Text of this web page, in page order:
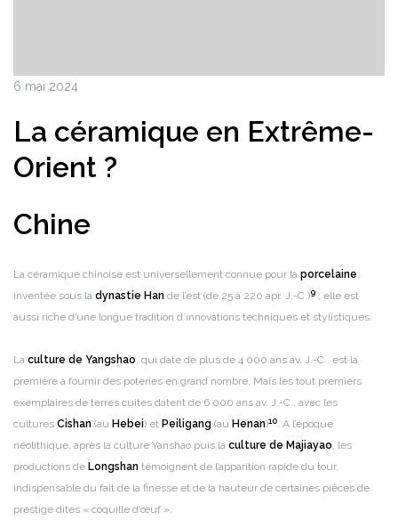
6 mai 2024
La céramique en Extrême-
Orient ?
Chine
La céramique chinoise est universellement connue pour la porcelaine,
inventée sous la dynastie Han de l’est (de 25 à 220 apr. J.-C.)9 ; elle est
aussi riche d’une longue tradition d’innovations techniques et stylistiques.
La culture de Yangshao, qui date de plus de 4 000 ans av. J.-C., est la
première à fournir des poteries en grand nombre. Mais les tout premiers
exemplaires de terres cuites datent de 6 000 ans av. J.-C., avec les
cultures Cishan (au Hebei) et Peiligang (au Henan)10. À l’époque
néolithique, après la culture Yanshao puis la culture de Majiayao, les
productions de Longshan témoignent de l’apparition rapide du tour,
indispensable du fait de la finesse et de la hauteur de certaines pièces de
prestige dites « coquille d’œuf ».